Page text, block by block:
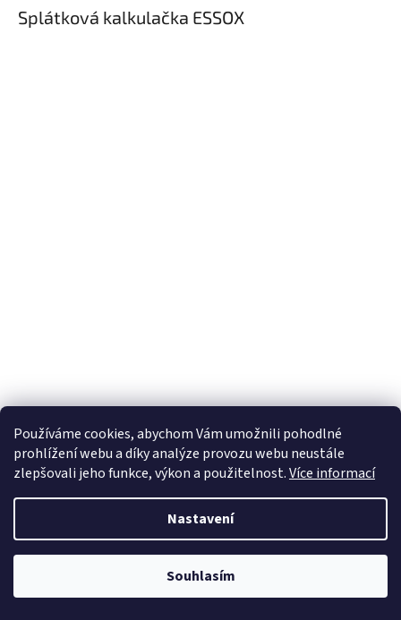
Používáme cookies, abychom Vám umožnili pohodlné
prohlížení webu a díky analýze provozu webu neustále
zlepšovali jeho funkce, výkon a použitelnost.Více informací
Nastavení
Souhlasím
Splátková kalkulačka ESSOX